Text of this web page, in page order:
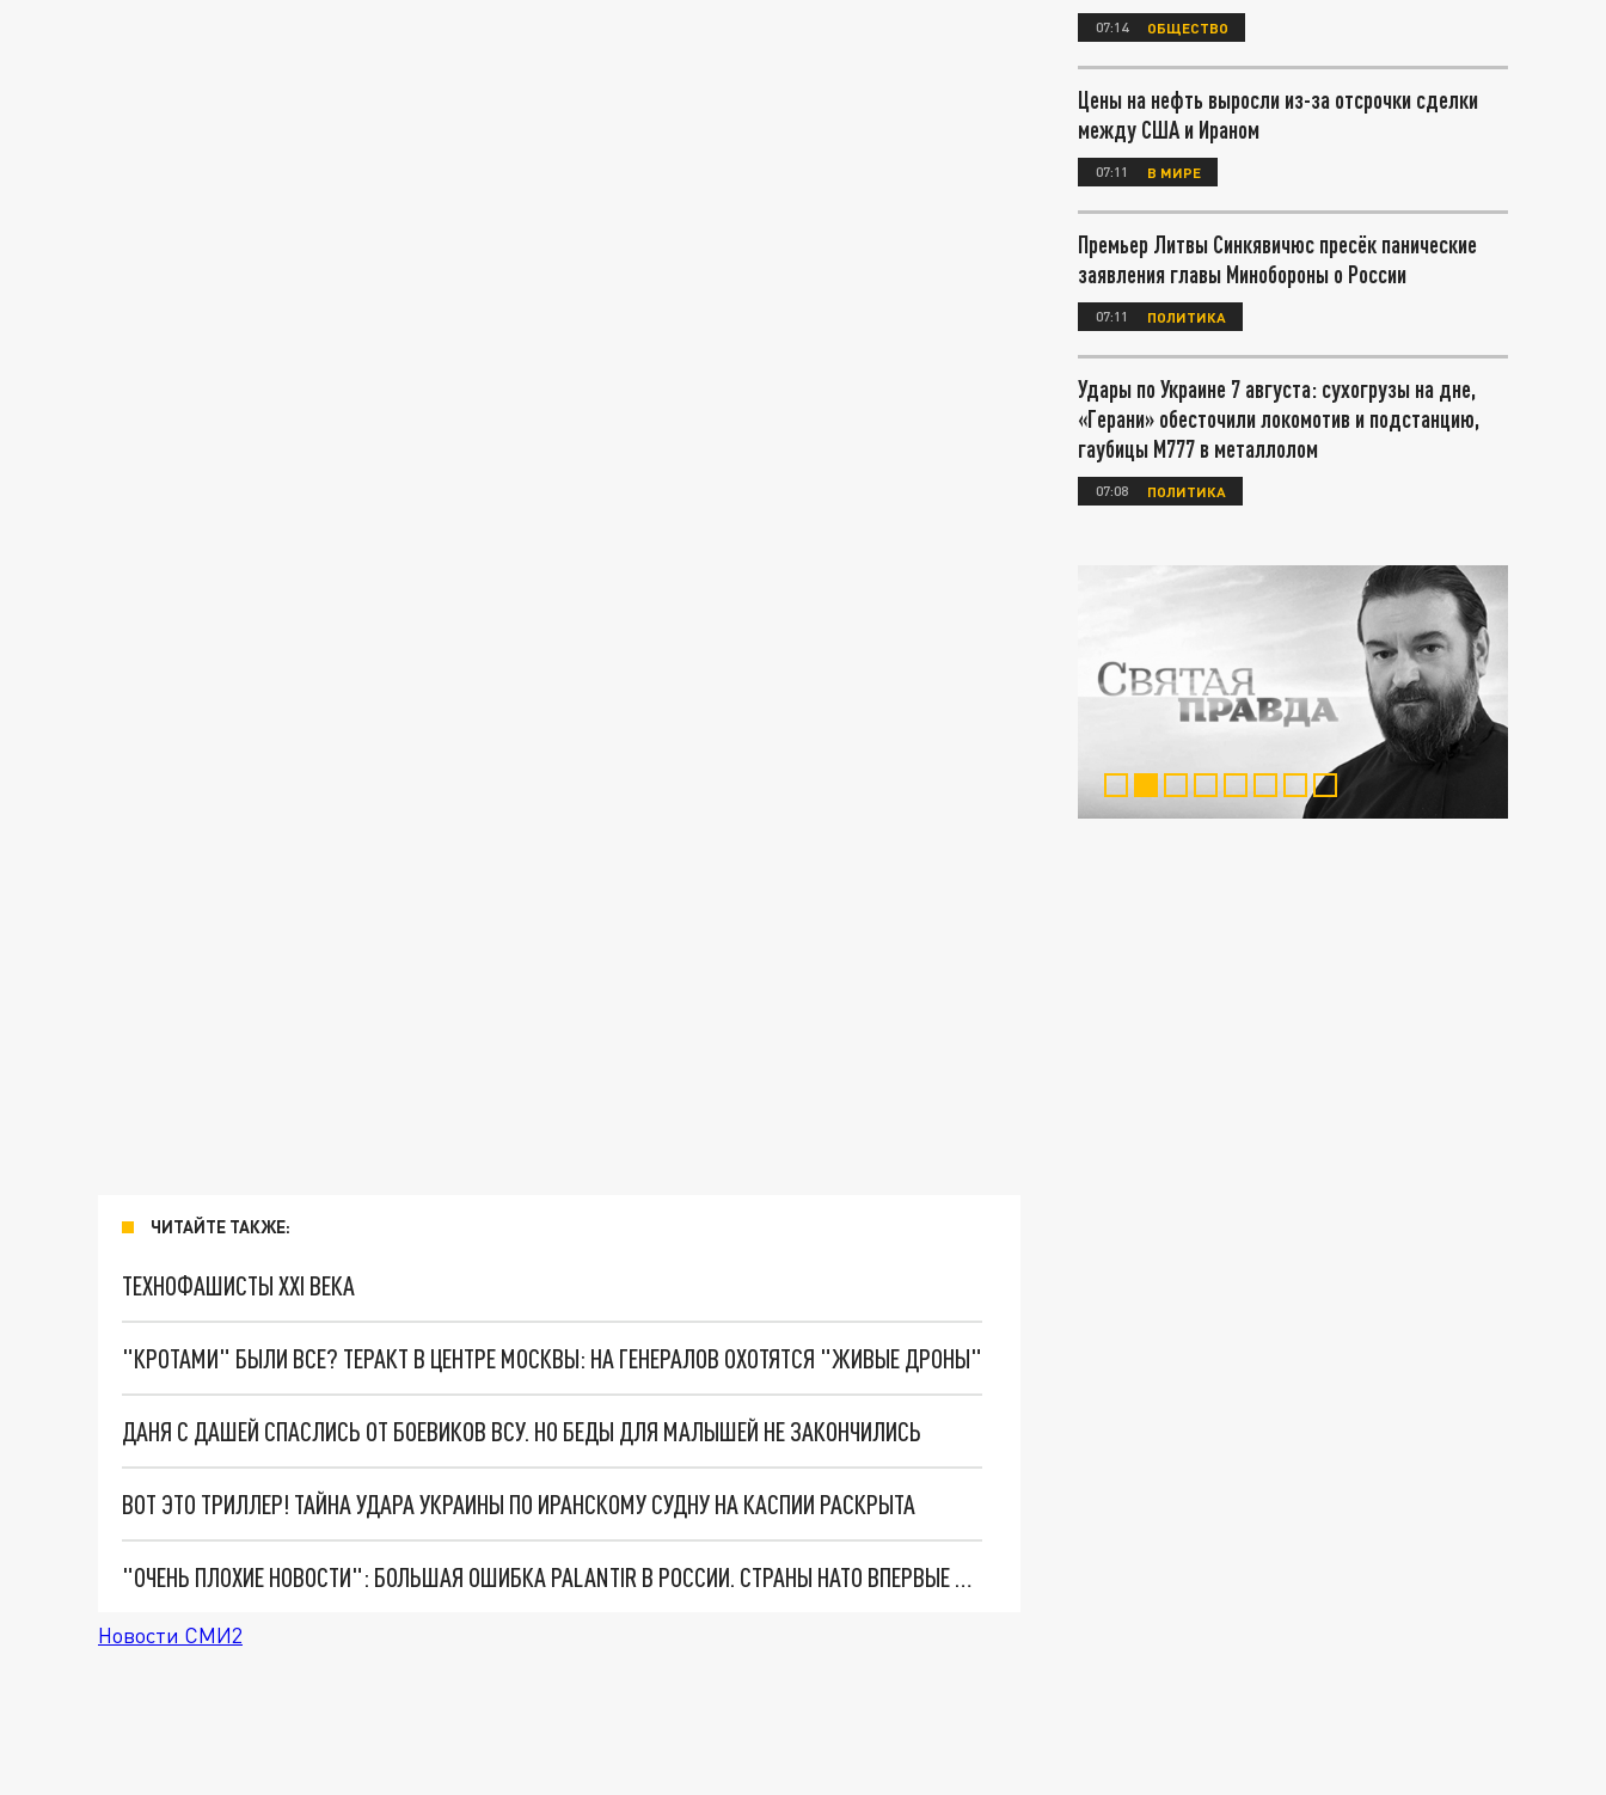
ЧИТАЙТЕ ТАКЖЕ:
ТЕХНОФАШИСТЫ XXI ВЕКА
"КРОТАМИ" БЫЛИ ВСЕ? ТЕРАКТ В ЦЕНТРЕ МОСКВЫ: НА ГЕНЕРАЛОВ ОХОТЯТСЯ "ЖИВЫЕ ДРОНЫ"
ДАНЯ С ДАШЕЙ СПАСЛИСЬ ОТ БОЕВИКОВ ВСУ. НО БЕДЫ ДЛЯ МАЛЫШЕЙ НЕ ЗАКОНЧИЛИСЬ
ВОТ ЭТО ТРИЛЛЕР! ТАЙНА УДАРА УКРАИНЫ ПО ИРАНСКОМУ СУДНУ НА КАСПИИ РАСКРЫТА
"ОЧЕНЬ ПЛОХИЕ НОВОСТИ": БОЛЬШАЯ ОШИБКА PALANTIR В РОССИИ. СТРАНЫ НАТО ВПЕРВЫЕ ЗА СВО ОСТАНОВИЛИ ПОСТАВКИ ОРУЖИЯ. ВСУ ТЕРЯЮТ ПРИГРАНИЧЬЕ?
Новости СМИ2
07:14 ОБЩЕСТВО
Цены на нефть выросли из-за отсрочки сделки
между США и Ираном
07:11 В МИРЕ
Премьер Литвы Синкявичюс пресёк панические
заявления главы Минобороны о России
07:11 ПОЛИТИКА
Удары по Украине 7 августа: сухогрузы на дне,
«Герани» обесточили локомотив и подстанцию,
гаубицы М777 в металлолом
07:08 ПОЛИТИКА